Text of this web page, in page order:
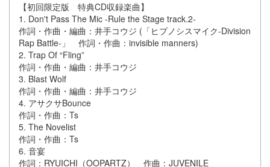
【初回限定版 特典CD収録楽曲】
1. Don't Pass The Mic -Rule the Stage track.2-
作詞・作曲・編曲：井手コウジ (「ヒプノシスマイク-Division
Rap Battle-」 作詞・作曲：invisible manners)
2. Trap Of “Fling”
作詞・作曲・編曲：井手コウジ
3. Blast Wolf
作詞・作曲・編曲：井手コウジ
4. アサクサBounce
作詞・作曲：Ts
5. The Novelist
作詞・作曲：Ts
6. 音宴
作詞：RYUICHI（OOPARTZ） 作曲：JUVENILE